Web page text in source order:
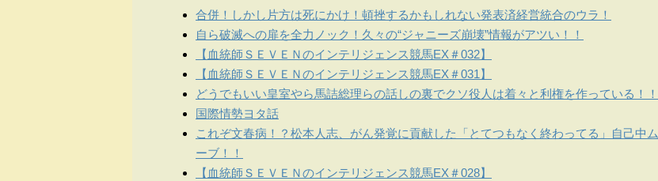
合併！しかし片方は死にかけ！頓挫するかもしれない発表済経営統合のウラ！
自ら破滅への扉を全力ノック！久々の“ジャニーズ崩壊”情報がアツい！！
【血統師ＳＥＶＥＮのインテリジェンス競馬EX＃032】
【血統師ＳＥＶＥＮのインテリジェンス競馬EX＃031】
どうでもいい皇室やら馬詰総理らの話しの裏でクソ役人は着々と利権を作っている！！
国際情勢ヨタ話
これぞ文春病！？松本人志、がん発覚に貢献した「とてつもなく終わってる」自己中ム
ーブ！！
【血統師ＳＥＶＥＮのインテリジェンス競馬EX＃028】